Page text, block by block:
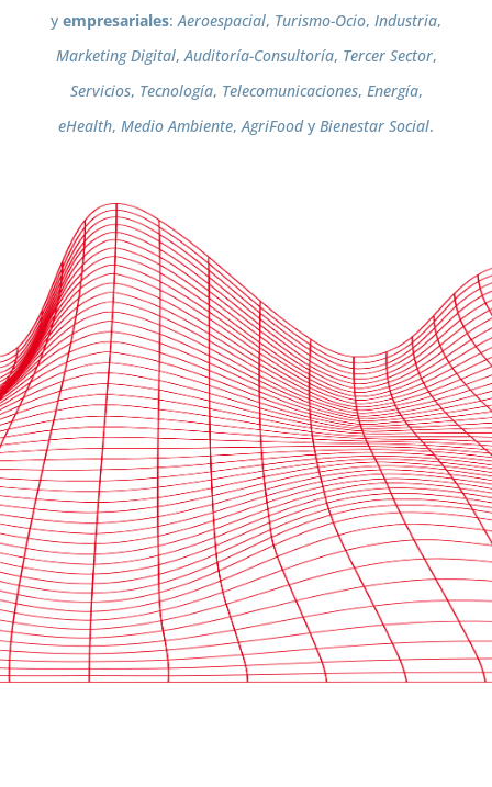
y empresariales: Aeroespacial, Turismo-Ocio, Industria,
Marketing Digital, Auditoría-Consultoría, Tercer Sector,
Servicios, Tecnología, Telecomunicaciones, Energía,
eHealth, Medio Ambiente, AgriFoody Bienestar Social.